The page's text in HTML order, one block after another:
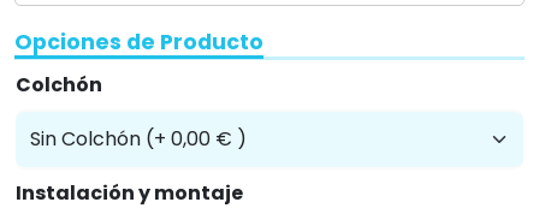
Opciones de Producto
Colchón
Instalación y montaje